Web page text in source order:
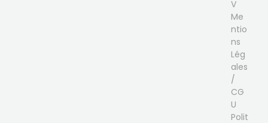
V
Me
ntio
ns
Lég
ales
/
CG
U
Polit